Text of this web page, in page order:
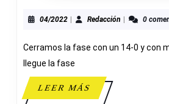
04/202204/2022Redacción Redacción
0
Cerramos la fase con un 14-0 y con
llegue la fase
LEER MÁSLEER
MÁS